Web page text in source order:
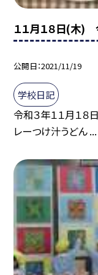
１１月１８日(木)
公開日 2021/11/19
学校日記
令和３年１１月１８
レーつけ汁うどん ...